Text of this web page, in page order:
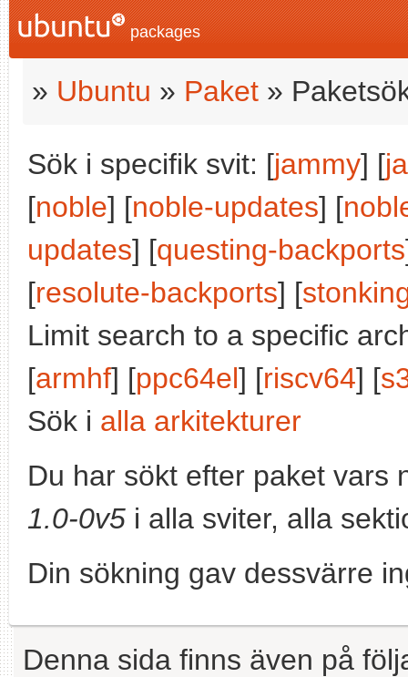
packages
» Ubuntu » Paket »
Sök i specifik svit: [jammy] [
[noble] [noble-updates] [
updates] [questing-backports
[resolute-backports] [
Limit search to a specific
[armhf] [ppc64el] [riscv64] [
Sök i alla arkitekturer
Du har sökt efter paket vars
1.0-0v5 i alla sviter, alla
Din sökning gav dessvärre
Denna sida finns även på